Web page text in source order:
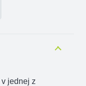
v jednej z